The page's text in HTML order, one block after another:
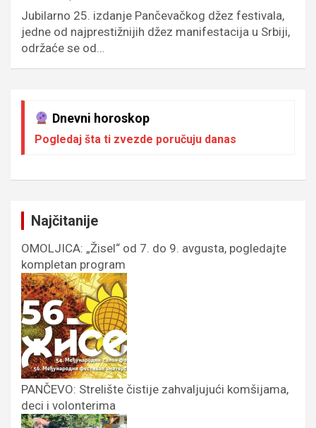
Jubilarno 25. izdanje Pančevačkog džez festivala,
jedne od najprestižnijih džez manifestacija u Srbiji,
održaće se od…
Dnevni horoskop
Pogledaj šta ti zvezde poručuju danas
Najčitanije
OMOLJICA: „Žisel“ od 7. do 9. avgusta, pogledajte
kompletan program
PANČEVO: Strelište čistije zahvaljujući komšijama,
deci i volonterima